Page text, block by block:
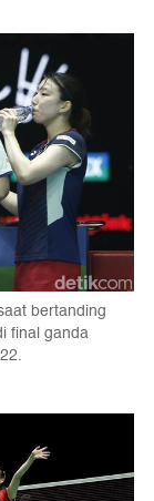
bertanding
final ganda